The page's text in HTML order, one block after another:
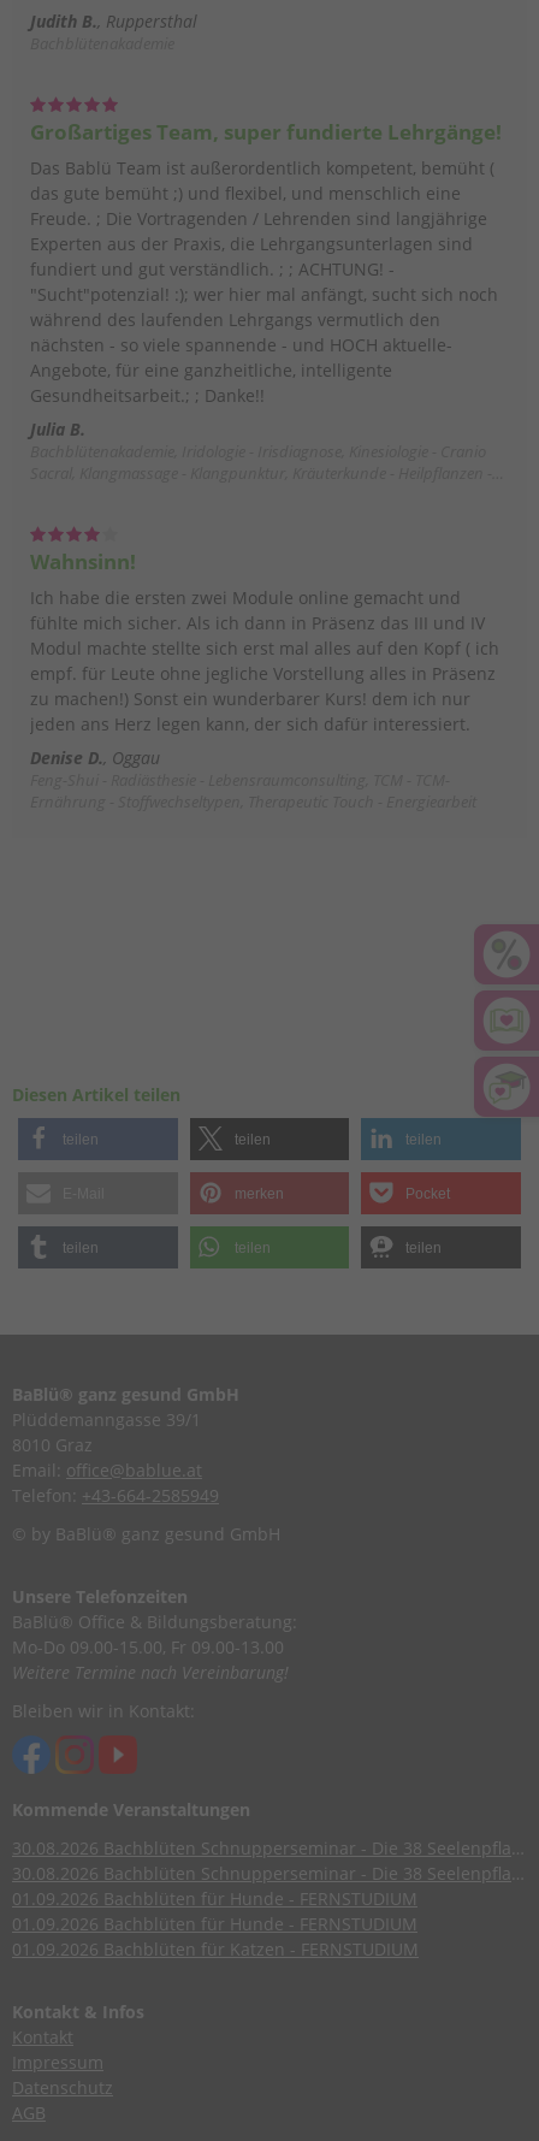
Judith B. Ruppersthal
Großartiges Team, super fundierte Lehrgänge!
Das Bablü Team ist außerordentlich kompetent, bemüht (
das gute bemüht ;) und flexibel, und menschlich eine
Freude. ; Die Vortragenden / Lehrenden sind langjährige
Experten aus der Praxis, die Lehrgangsunterlagen sind
fundiert und gut verständlich. ; ; ACHTUNG! -
"Sucht"potenzial! :); wer hier mal anfängt, sucht sich noch
während des laufenden Lehrgangs vermutlich den
nächsten - so viele spannende - und HOCH aktuelle-
Angebote, für eine ganzheitliche, intelligente
Gesundheitsarbeit.; ; Danke!!
Julia B.
Wahnsinn!
Ich habe die ersten zwei Module online gemacht und
fühlte mich sicher. Als ich dann in Präsenz das III und IV
Modul machte stellte sich erst mal alles auf den Kopf ( ich
empf. für Leute ohne jegliche Vorstellung alles in Präsenz
zu machen!) Sonst ein wunderbarer Kurs! dem ich nur
jeden ans Herz legen kann, der sich dafür interessiert.
Denise D. Oggau
Diesen Artikel teilen
teilen teilen teilen
merken Pocket
teilen teilen teilen
BaBlü® ganz gesund GmbH
Plüddemanngasse 39/1
8010 Graz
Email: office@bablue.at
Telefon: +43-664-2585949
© by BaBlü® ganz gesund GmbH
Unsere Telefonzeiten
BaBlü® Office & Bildungsberatung:
Mo-Do 09.00-15.00, Fr 09.00-13.00
Weitere Termine nach Vereinbarung!
Bleiben wir in Kontakt:
Kommende Veranstaltungen
30.08.2026 Bachblüten Schnupperseminar - Die 38 Seelenpflanzen nach Dr. Edward Bach
30.08.2026 Bachblüten Schnupperseminar - Die 38 Seelenpflanzen nach Dr. Edward Bach
01.09.2026 Bachblüten für Hunde - FERNSTUDIUM
01.09.2026 Bachblüten für Hunde - FERNSTUDIUM
01.09.2026 Bachblüten für Katzen - FERNSTUDIUM
Kontakt & Infos
Kontakt
Impressum
Datenschutz
AGB